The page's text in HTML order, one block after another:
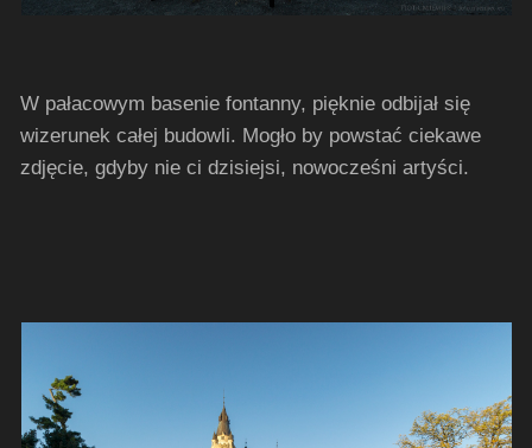
W pałacowym basenie fontanny, pięknie odbijał się
wizerunek całej budowli. Mogło by powstać ciekawe
zdjęcie, gdyby nie ci dzisiejsi, nowocześni artyści.